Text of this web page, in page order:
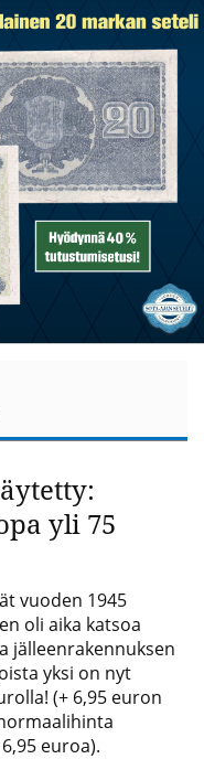
yli 75
vuoden 1945
oli aika katsoa
jälleenrakennuksen
yksi on nyt
(+ 6,95 euron
euroa).